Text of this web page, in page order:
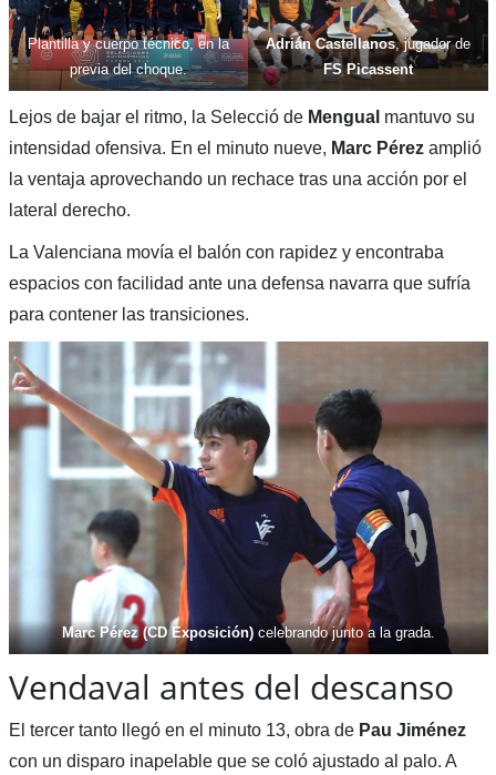
Plantilla y cuerpo técnico, en la
previa del choque.
Adrián Castellanos, jugador de
FS Picassent
Lejos de bajar el ritmo, la Selecció de Mengual mantuvo su
intensidad ofensiva. En el minuto nueve, Marc Pérez amplió
la ventaja aprovechando un rechace tras una acción por el
lateral derecho.
La Valenciana movía el balón con rapidez y encontraba
espacios con facilidad ante una defensa navarra que sufría
para contener las transiciones.
Marc Pérez (CD Exposición)celebrando junto a la grada.
Vendaval antes del descanso
El tercer tanto llegó en el minuto 13, obra de Pau Jiménez
con un disparo inapelable que se coló ajustado al palo. A